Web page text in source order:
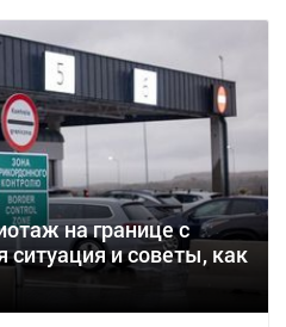
на границе с
и советы, как